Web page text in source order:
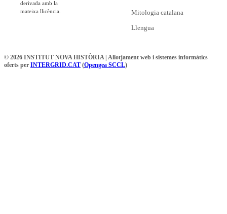
derivada amb la
mateixa llicència.
Mitologia catalana
Llengua
© 2026 INSTITUT NOVA HISTÒRIA | Allotjament web i sistemes informàtics
oferts per INTERGRID.CAT (Opengea SCCL)